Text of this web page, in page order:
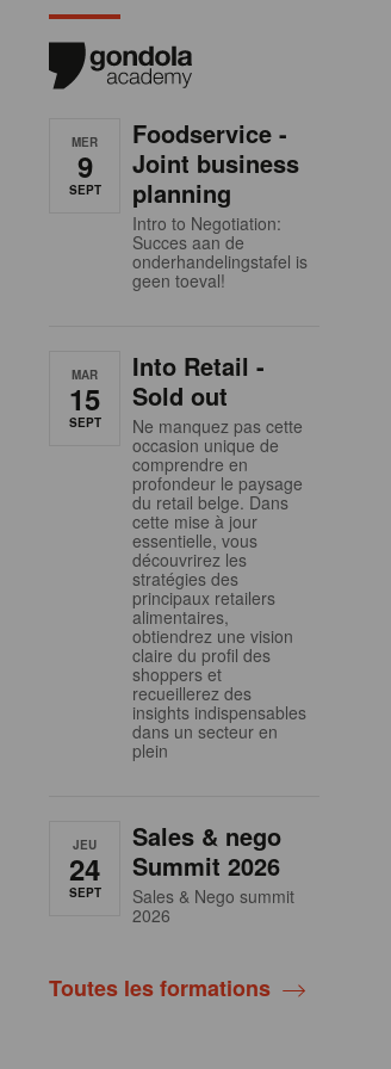
MER
9
SEPT
Foodservice -
Joint business
planning
Intro to Negotiation:
Succes aan de
onderhandelingstafel is
geen toeval!
MAR
15
SEPT
Into Retail -
Sold out
Ne manquez pas cette
occasion unique de
comprendre en
profondeur le paysage
du retail belge. Dans
cette mise à jour
essentielle, vous
découvrirez les
stratégies des
principaux retailers
alimentaires,
obtiendrez une vision
claire du profil des
shoppers et
recueillerez des
insights indispensables
dans un secteur en
plein
JEU
24
SEPT
Sales & nego
Summit 2026
Sales & Nego summit
2026
Toutes les formations